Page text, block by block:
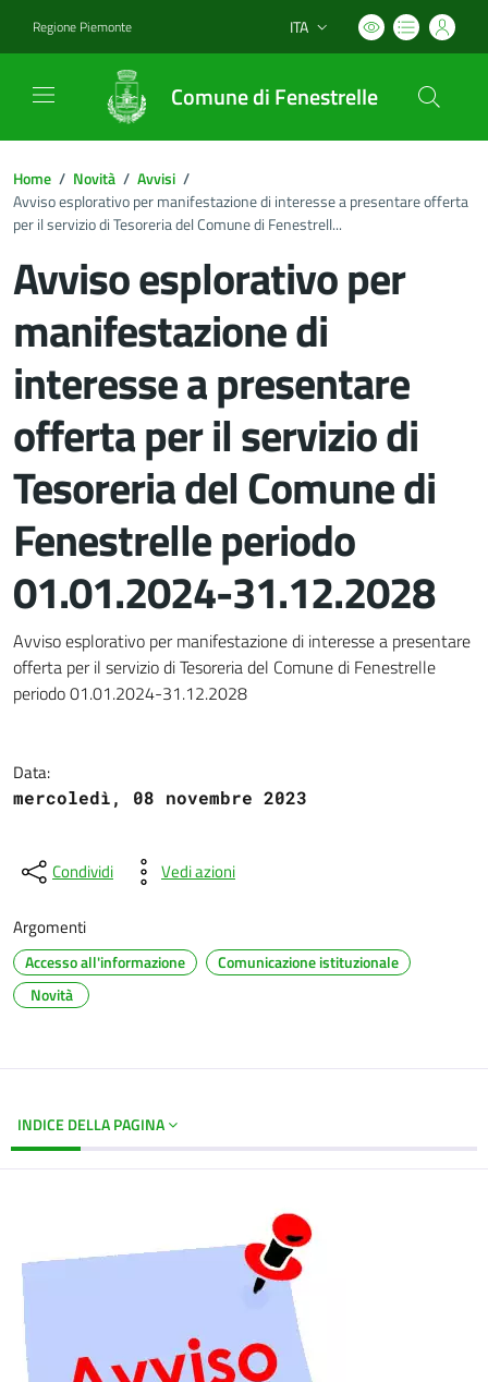
Regione Piemonte Lingua attiva:
ITA
Comune di Fenestrelle
Home / Novità / Avvisi /
Avviso esplorativo per manifestazione di interesse a presentare offerta
per il servizio di Tesoreria del Comune di Fenestrell...
Avviso esplorativo per
manifestazione di
interesse a presentare
offerta per il servizio di
Tesoreria del Comune di
Fenestrelle periodo
01.01.2024-31.12.2028
Dettagli del documento
Avviso esplorativo per manifestazione di interesse a presentare
offerta per il servizio di Tesoreria del Comune di Fenestrelle
periodo 01.01.2024-31.12.2028
Data:
mercoledì, 08 novembre 2023
Condividi Vedi azioni
Argomenti
Accesso all'informazione
Comunicazione istituzionale
Novità
INDICE DELLA PAGINA